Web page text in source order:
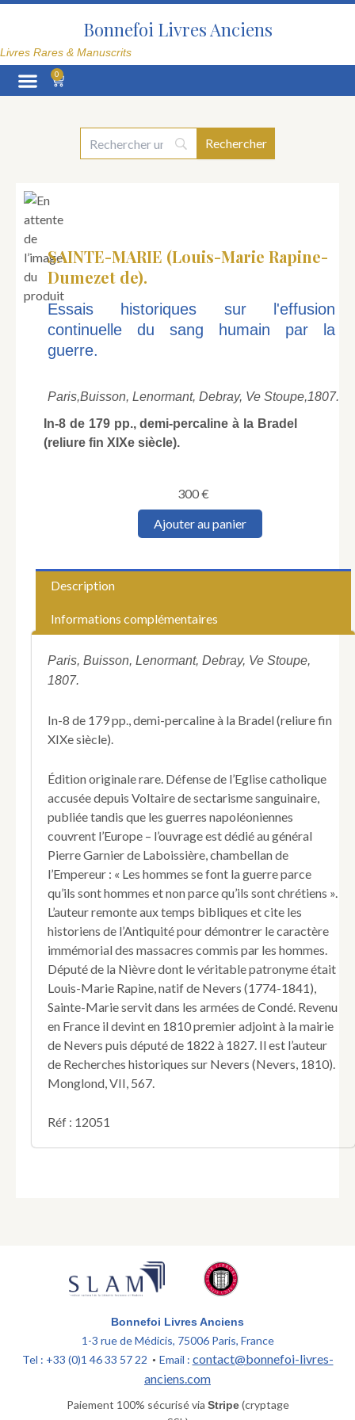
Aller
Bonnefoi Livres Anciens
Livres Rares & Manuscrits
0
Panier
SAINTE-MARIE (Louis-Marie Rapine-
Dumezet de).
Essais historiques sur l'effusion
continuelle du sang humain par la
guerre.
Paris,Buisson, Lenormant, Debray, Ve Stoupe,1807.
In-8 de 179 pp., demi-percaline à la Bradel
(reliure fin XIXe siècle).
300€
quantité
Rapine-
Dumezet
Essais
continuelle
par
la
guerre.
Ajouter au panier
Description
Informations complémentaires
Paris, Buisson, Lenormant, Debray, Ve Stoupe,
1807.
In-8 de 179 pp., demi-percaline à la Bradel (reliure fin
XIXe siècle).
Édition originale rare. Défense de l’Eglise catholique
accusée depuis Voltaire de sectarisme sanguinaire,
publiée tandis que les guerres napoléoniennes
couvrent l’Europe – l’ouvrage est dédié au général
Pierre Garnier de Laboissière, chambellan de
l’Empereur : « Les hommes se font la guerre parce
qu’ils sont hommes et non parce qu’ils sont chrétiens ».
L’auteur remonte aux temps bibliques et cite les
historiens de l’Antiquité pour démontrer le caractère
immémorial des massacres commis par les hommes.
Député de la Nièvre dont le véritable patronyme était
Louis-Marie Rapine, natif de Nevers (1774-1841),
Sainte-Marie servit dans les armées de Condé. Revenu
en France il devint en 1810 premier adjoint à la mairie
de Nevers puis député de 1822 à 1827. Il est l’auteur
de Recherches historiques sur Nevers (Nevers, 1810).
Monglond, VII, 567.
Réf : 12051
Bonnefoi Livres Anciens
1-3 rue de Médicis, 75006 Paris, France
Tel : +33 (0)1 46 33 57 22 • Email : contact@bonnefoi-livres-
anciens.com
Paiement 100% sécurisé via Stripe(cryptage